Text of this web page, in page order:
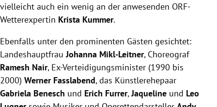
vielleicht auch ein wenig an der anwesenden ORF-
Wetterexpertin Krista Kummer.
Ebenfalls unter den prominenten Gästen gesichtet:
LandeshauptfrauJohanna Mikl-Leitner, Choreograf
Ramesh Nair, Ex-Verteidigungsminister (1990 bis
2000) Werner Fasslabend, das Künstlerehepaar
Gabriela Benesch und Erich Furrer,Jaqueline und Leo